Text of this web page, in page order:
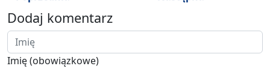
Dodaj komentarz
Imię (obowiązkowe)